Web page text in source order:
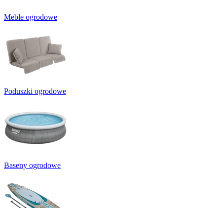
Meble ogrodowe
Poduszki ogrodowe
Baseny ogrodowe